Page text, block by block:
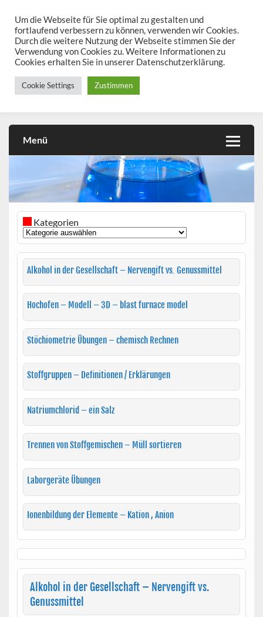
contentchemieseiten.de
Chemie kann man üben!
Menü
Kategorien
Alkohol in der Gesellschaft – Nervengift vs. Genussmittel
Hochofen – Modell – 3D – blast furnace model
Stöchiometrie Übungen – chemisch Rechnen
Stoffgruppen – Definitionen / Erklärungen
Natriumchlorid – ein Salz
Trennen von Stoffgemischen – Müll sortieren
Laborgeräte Übungen
Ionenbildung der Elemente – Kation , Anion
Alkohol in der Gesellschaft – Nervengift vs.
Genussmittel
Um die Webseite für Sie optimal zu gestalten und
fortlaufend verbessern zu können, verwenden wir Cookies.
Durch die weitere Nutzung der Webseite stimmen Sie der
Verwendung von Cookies zu. Weitere Informationen zu
Cookies erhalten Sie in unserer Datenschutzerklärung.
Cookie Settings Zustimmen